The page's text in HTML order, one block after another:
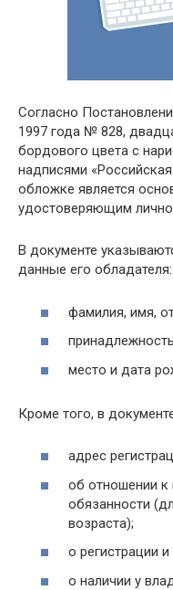
Согласно
1997 года № 828,
бордового цвета с
надписями
обложке является
удостоверяющим
В документе
данные его обладателя:
фамилия, имя,
место и дата
Кроме того, в
адрес
об отношении к
обязанности
возраста);
о регистрации
о наличии у